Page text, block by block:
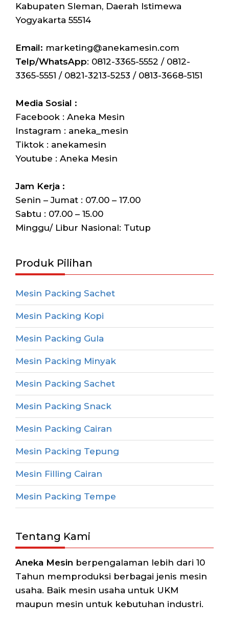
Kabupaten Sleman, Daerah Istimewa
Yogyakarta 55514
Email: marketing@anekamesin.com
Telp/WhatsApp: 0812-3365-5552 / 0812-
3365-5551 / 0821-3213-5253 / 0813-3668-5151
Media Sosial :
Facebook : Aneka Mesin
Instagram : aneka_mesin
Tiktok : anekamesin
Youtube : Aneka Mesin
Jam Kerja :
Senin – Jumat : 07.00 – 17.00
Sabtu : 07.00 – 15.00
Minggu/ Libur Nasional: Tutup
Produk Pilihan
Mesin Packing Sachet
Mesin Packing Kopi
Mesin Packing Gula
Mesin Packing Minyak
Mesin Packing Sachet
Mesin Packing Snack
Mesin Packing Cairan
Mesin Packing Tepung
Mesin Filling Cairan
Mesin Packing Tempe
Tentang Kami
Aneka Mesin berpengalaman lebih dari 10
Tahun memproduksi berbagai jenis mesin
usaha. Baik mesin usaha untuk UKM
maupun mesin untuk kebutuhan industri.